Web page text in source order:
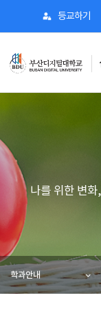
등교하기
나를 위한 변
학과안내